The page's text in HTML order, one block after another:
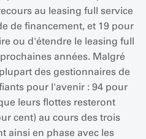
au leasing full service
de financement, et 19 pour
ou d'étendre le leasing full
années. Malgré
des gestionnaires de
pour l'avenir : 94 pour
leurs flottes resteront
cent) au cours des trois
ainsi en phase avec les